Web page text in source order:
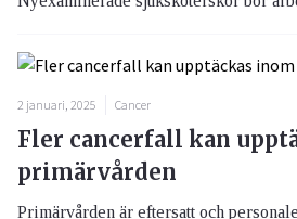
2 januari, 2025 Cancer
Fler cancerfall kan
primärvården
Primärvården är eftersatt och